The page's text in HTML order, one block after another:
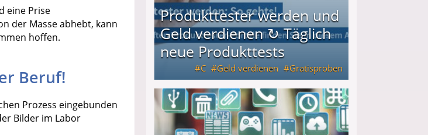
eine Prise
der Masse abhebt, kann
hoffen.
Beruf!
Prozess eingebunden
Bilder im Labor
Produkttester werden und
Geld verdienen ↻ Täglich
neue Produkttests
C Geld verdienen Gratisproben
werden und Geld verdienen ↻ Täglich neue Produkttests